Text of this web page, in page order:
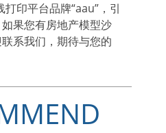
印平台品牌“aau”，引
果您有房地产模型沙
系我们，期待与您的